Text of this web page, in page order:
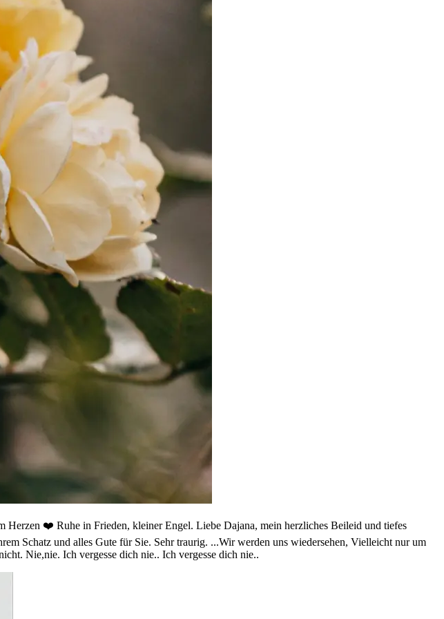
Herzen ❤️ Ruhe in Frieden, kleiner Engel. Liebe Dajana, mein herzliches Beileid und tiefes
Schatz und alles Gute für Sie. Sehr traurig. ...Wir werden uns wiedersehen, Vielleicht nur um
Nie,nie. Ich vergesse dich nie.. Ich vergesse dich nie..